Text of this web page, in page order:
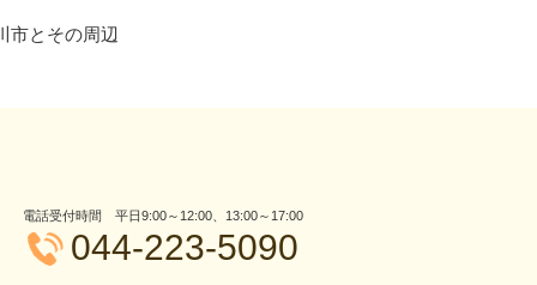
市とその周辺
電話受付時間 平日9:00～12:00、13:00～17:00
044-223-5090